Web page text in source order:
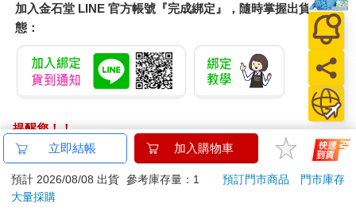
隨著時間過去，我漸漸把偏見視為一種靈魂暴力，它不僅攻擊了
個人生活的物質條件，攻擊了一個人能有的選擇和機會，也攻擊
了一個人的自我意識。這種靈魂暴力在知名的「克拉克娃娃實
驗」（Clark Doll Study）中有目共睹，這項研究曾在一九五四年
的「布朗訴教育局案」判例中被用來作為取消學校裡種族隔離的
證據。在這項研究中，心理學家瑪米‧克拉克和肯尼斯‧克拉克
（Mamie and Kenneth Clark）把看起來是黑人或白人的娃娃拿給
黑人小孩看。當那些小孩被要求指出漂亮的娃娃，大多數小孩選
擇了白娃娃。當他們被問到哪個娃娃「看起來不乖」，他們選擇
了黑娃娃。然後，當他們被問到哪個娃娃看起來和他們相像，那
些小孩又選擇了黑娃娃。有些小孩心裡非常難受，他們哭了起
來，或是跑出了房間。數十年後，肯尼斯‧克拉克在接受訪問時
加入金石堂 LINE 官方帳號『完成綁定』，隨時掌握出貨動
態：
提醒您！！
金石堂及銀行均不會請您操作ATM! 如接獲電話要求您前往
ATM提款機，請不要聽從指示，以免受騙上當！
退換貨須知：
立即結帳 加入購物車
預計 2026/08/08 出貨 參考庫存量：1 預訂門市商品
門市庫存
大量採購